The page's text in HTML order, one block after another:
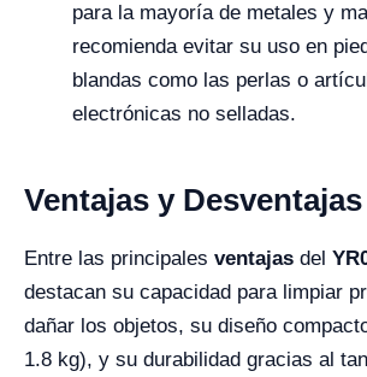
para la mayoría de metales y
recomienda evitar su uso en
blandas como las perlas o
electrónicas no selladas.
Ventajas y Desventajas
Entre las principales ventajas del
destacan su capacidad para limpiar
dañar los objetos, su diseño
1.8 kg), y su durabilidad gracias al